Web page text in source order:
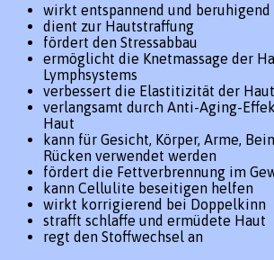
wirkt entspannend und beruhigend
dient zur Hautstraffung
fördert den Stressabbau
ermöglicht die Knetmassage der
Lymphsystems
verbessert die Elastitizität der Haut
verlangsamt durch Anti-Aging-
Haut
kann für Gesicht, Körper, Arme,
Rücken verwendet werden
fördert die Fettverbrennung im
kann Cellulite beseitigen helfen
wirkt korrigierend bei Doppelkinn
strafft schlaffe und ermüdete Haut
regt den Stoffwechsel an